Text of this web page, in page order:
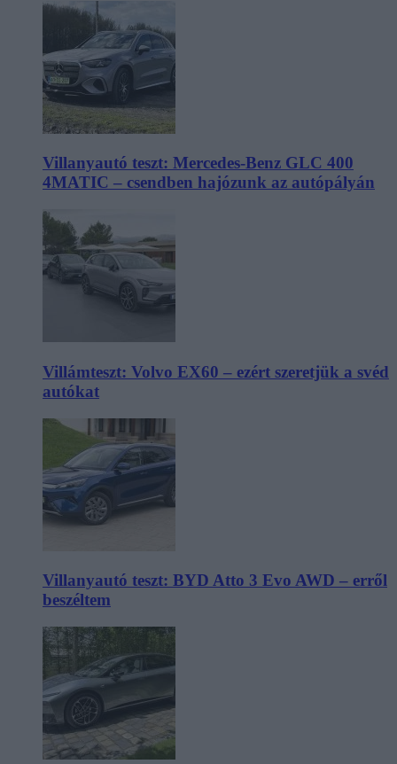
Villanyautó teszt: Mercedes-Benz GLC 400
4MATIC – csendben hajózunk az autópályán
Villámteszt: Volvo EX60 – ezért szeretjük a svéd
autókat
Villanyautó teszt: BYD Atto 3 Evo AWD – erről
beszéltem